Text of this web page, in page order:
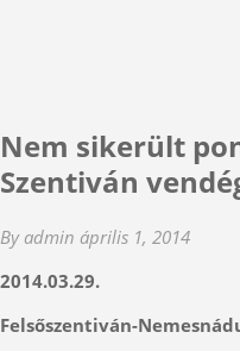
Nem sikerült
Szentiván
By admin április 1, 2014
2014.03.29.
Felsőszentiván-